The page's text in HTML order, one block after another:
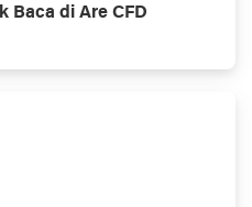
Baca di Are CFD